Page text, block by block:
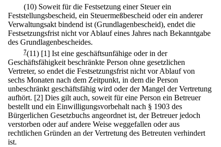
(10) Soweit für die Festsetzung einer Steuer ein
Feststellungsbescheid, ein Steuermeßbescheid oder ein anderer
Verwaltungsakt bindend ist (Grundlagenbescheid), endet die
Festsetzungsfrist nicht vor Ablauf eines Jahres nach Bekanntgabe
des Grundlagenbescheides.
7(11) [1] Ist eine geschäftsunfähige oder in der
Geschäftsfähigkeit beschränkte Person ohne gesetzlichen
Vertreter, so endet die Festsetzungsfrist nicht vor Ablauf von
sechs Monaten nach dem Zeitpunkt, in dem die Person
unbeschränkt geschäftsfähig wird oder der Mangel der Vertretung
aufhört. [2] Dies gilt auch, soweit für eine Person ein Betreuer
bestellt und ein Einwilligungsvorbehalt nach § 1903 des
Bürgerlichen Gesetzbuchs angeordnet ist, der Betreuer jedoch
verstorben oder auf andere Weise weggefallen oder aus
rechtlichen Gründen an der Vertretung des Betreuten verhindert
ist.